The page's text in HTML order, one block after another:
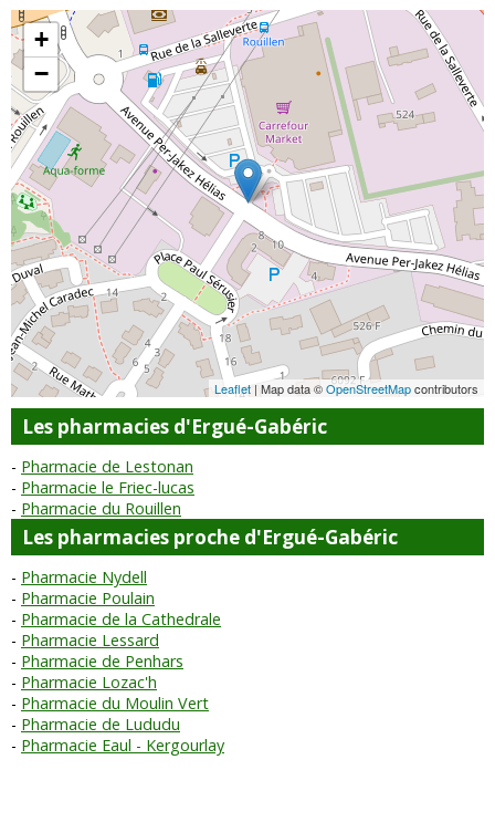
+
−
Leaflet| Map data ©OpenStreetMapcontributors
Les pharmacies d'Ergué-Gabéric
Pharmacie de Lestonan
Pharmacie le Friec-lucas
Pharmacie du Rouillen
Les pharmacies proche d'Ergué-Gabéric
Pharmacie Nydell
Pharmacie Poulain
Pharmacie de la Cathedrale
Pharmacie Lessard
Pharmacie de Penhars
Pharmacie Lozac'h
Pharmacie du Moulin Vert
Pharmacie de Lududu
Pharmacie Eaul - Kergourlay